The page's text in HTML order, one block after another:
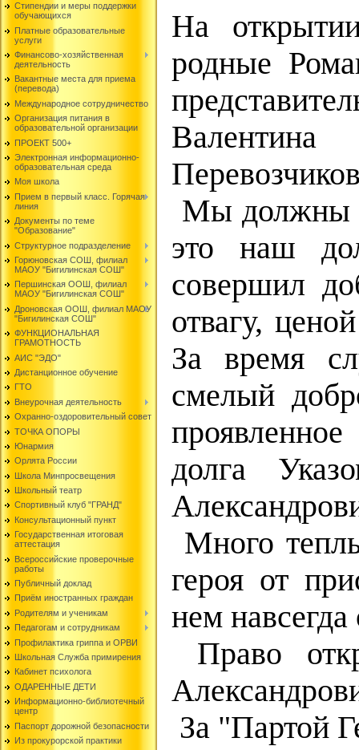
Стипендии и меры поддержки
обучающихся
Платные образовательные
услуги
Финансово-хозяйственная
деятельность
Вакантные места для приема
(перевода)
Международное сотрудничество
Организация питания в
образовательной организации
ПРОЕКТ 500+
Электронная информационно-
образовательная среда
Моя школа
Прием в первый класс. Горячая
линия
Документы по теме
"Образование"
Структурное подразделение
Горюновская СОШ, филиал
МАОУ "Бигилинская СОШ"
Першинская ООШ, филиал
МАОУ "Бигилинская СОШ"
Дроновская ООШ, филиал МАОУ
"Бигилинская СОШ"
ФУНКЦИОНАЛЬНАЯ
ГРАМОТНОСТЬ
АИС "ЭДО"
Дистанционное обучение
ГТО
Внеурочная деятельность
Охранно-оздоровительный совет
ТОЧКА ОПОРЫ
Юнармия
Орлята России
Школа Минпросвещения
Школьный театр
Спортивный клуб "ГРАНД"
Консультационный пункт
Государственная итоговая
аттестация
Всероссийские проверочные
работы
Публичный доклад
Приём иностранных граждан
Родителям и ученикам
Педагогам и сотрудникам
Профилактика гриппа и ОРВИ
Школьная Служба примирения
Кабинет психолога
ОДАРЕННЫЕ ДЕТИ
Информационно-библиотечный
центр
Паспорт дорожной безопасности
Из прокурорской практики
На
родные
Мы должны
это наш
совершил
отвагу,
За время
смелый
долга
Много
героя от
нем
Право
За "Партой